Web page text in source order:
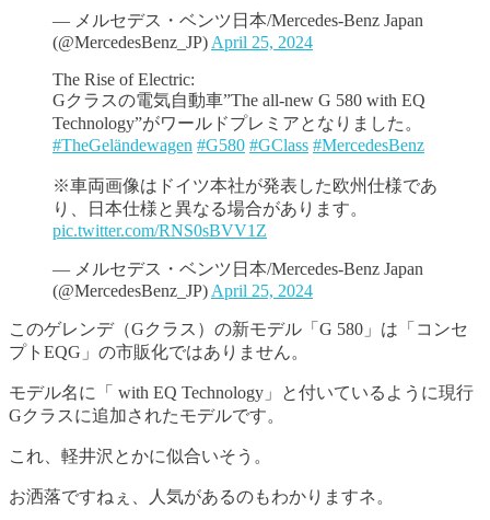
— メルセデス・ベンツ日本/Mercedes-Benz Japan
(@MercedesBenz_JP) April 25, 2024
The Rise of Electric:
Gクラスの電気自動車”The all-new G 580 with EQ
Technology”がワールドプレミアとなりました。
#TheGeländewagen #G580 #GClass #MercedesBenz
※車両画像はドイツ本社が発表した欧州仕様であ
り、日本仕様と異なる場合があります。
pic.twitter.com/RNS0sBVV1Z
— メルセデス・ベンツ日本/Mercedes-Benz Japan
(@MercedesBenz_JP) April 25, 2024
このゲレンデ（Gクラス）の新モデル「G 580」は「コンセ
プトEQG」の市販化ではありません。
モデル名に「 with EQ Technology」と付いているように現行
Gクラスに追加されたモデルです。
これ、軽井沢とかに似合いそう。
お洒落ですねぇ、人気があるのもわかりますネ。